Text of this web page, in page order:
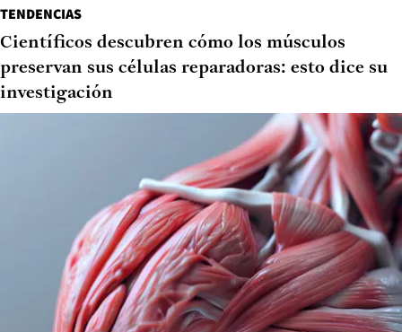
TENDENCIAS
Científicos descubren cómo los músculos
preservan sus células reparadoras: esto dice su
investigación